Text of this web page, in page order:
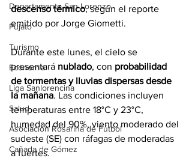
Departamento San Lorenzo
Pujato
Turismo
Economía
Liga Sanlorencina
Salud
Asociación Rosarina de Fútbol
Cañada de Gómez
descenso térmico, según el reporte
emitido por Jorge Giometti.
Durante este lunes, el cielo se
presentará nublado, con probabilidad
de tormentas y lluvias dispersas desde
la mañana. Las condiciones incluyen
temperaturas entre 18°C y 23°C,
humedad del 90%, viento moderado del
sudeste (SE) con ráfagas de moderadas
a fuertes.